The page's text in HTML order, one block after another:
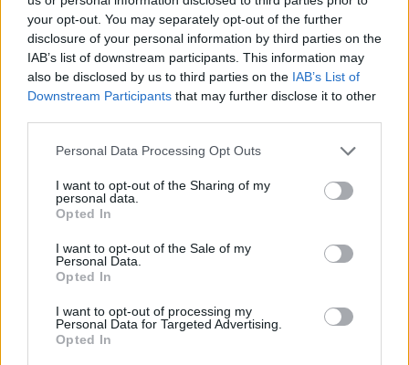
your opt-out. You may separately opt-out of the further
disclosure of your personal information by third parties on the
IAB’s list of downstream participants. This information may
also be disclosed by us to third parties on the IAB’s List of
Downstream Participants that may further disclose it to other
Personal Data Processing Opt Outs
I want to opt-out of the Sharing of my
personal data.
Opted In
I want to opt-out of the Sale of my
Personal Data.
Opted In
I want to opt-out of processing my
Personal Data for Targeted Advertising.
Opted In
Όλα όσα πρέπει να γνωρίζεις για
το dating με ένα non-binary ή
trans άτομο
Προτού διευρύνεις τους ορίζοντές σου στο
dating, διάβασε όλα τα χρήσιμα tips και τις
Ναταλία Πετρίτη